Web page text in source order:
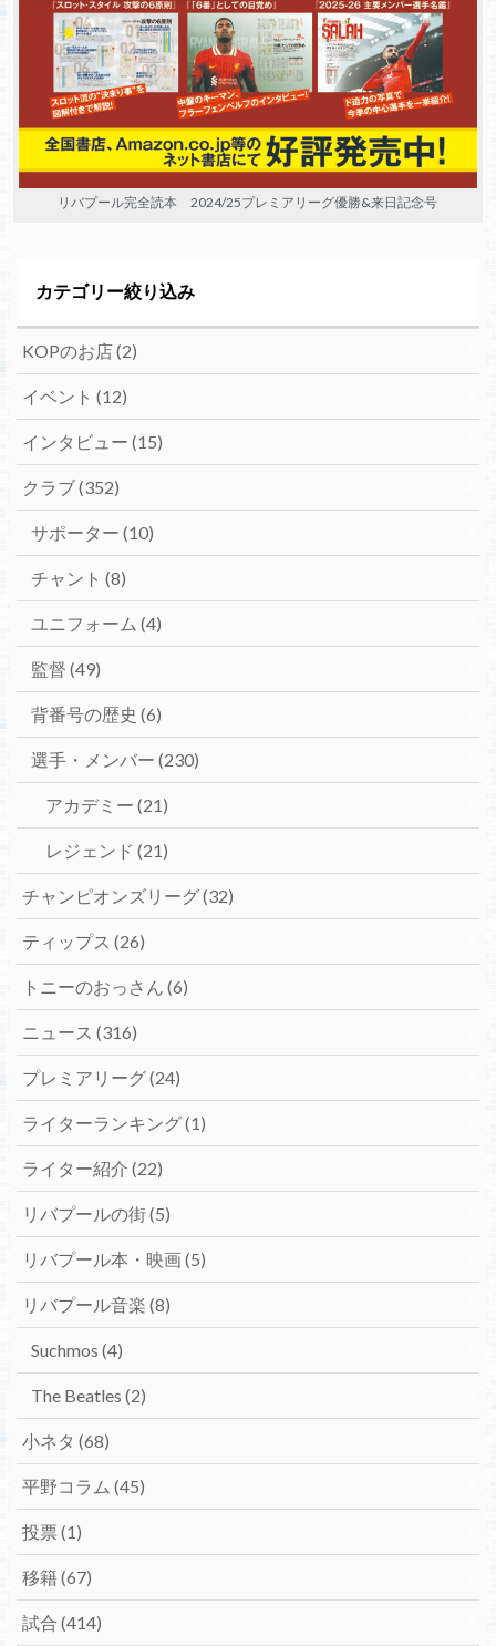
リバプール完全読本 2024/25プレミアリーグ優勝&来日記念号
カテゴリー絞り込み
KOPのお店(2)
イベント (12)
インタビュー (15)
クラブ(352)
サポーター (10)
チャント (8)
ユニフォーム (4)
監督 (49)
背番号の歴史 (6)
選手・メンバー (230)
アカデミー (21)
レジェンド (21)
チャンピオンズリーグ(32)
ティップス (26)
トニーのおっさん (6)
ニュース (316)
プレミアリーグ(24)
ライターランキング(1)
ライター紹介 (22)
リバプールの街(5)
リバプール本・映画(5)
リバプール音楽 (8)
Suchmos (4)
The Beatles (2)
小ネタ (68)
平野コラム (45)
投票 (1)
移籍(67)
試合 (414)